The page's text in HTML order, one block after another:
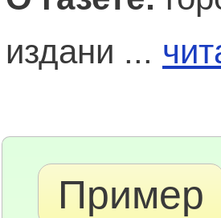
издани ...
Пример